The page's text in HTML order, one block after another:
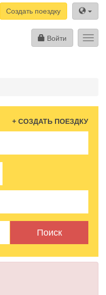
Создать поездку
Войти
+ СОЗДАТЬ ПОЕЗДКУ
Поиск